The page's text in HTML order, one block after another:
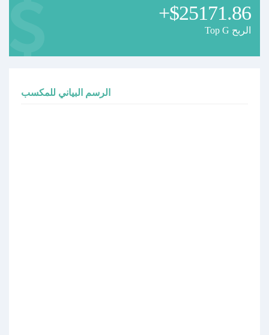
+$25171.86
Top G الربح
الرسم البياني للمكسب